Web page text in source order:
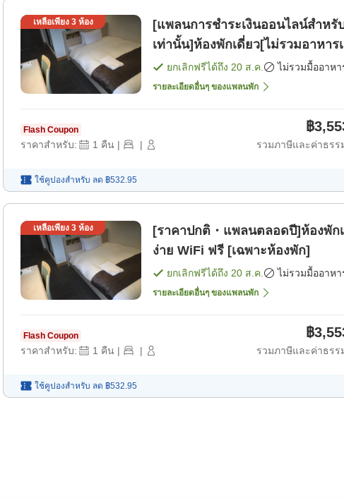
เหลือเพียง 3ห้อง
[แพลนการชำระเงินออนไลน์สำหรั
เท่านั้น]ห้องพักเดี่ยว[ไม่รวมอาหา
[เฉพาะห้องพัก]
ยกเลิกฟรีได้ถึง 20 ส.ค. ไม่รวมมื้ออาหา
รายละเอียดอื่นๆ ของแพลนพัก
Flash Coupon
ราคาสำหรับ: 1 คืน | |
฿
รวมภาษีและค่าธรร
ใช้คูปองสำหรับ ลด ฿532.95
เหลือเพียง 3ห้อง
[ราคาปกติ・แพลนตลอดปี]ห้องพัก
ง่าย WiFi ฟรี [เฉพาะห้องพัก]
ยกเลิกฟรีได้ถึง 20 ส.ค. ไม่รวมมื้ออาหา
รายละเอียดอื่นๆ ของแพลนพัก
Flash Coupon
ราคาสำหรับ: 1 คืน | |
฿
รวมภาษีและค่าธรร
ใช้คูปองสำหรับ ลด ฿532.95